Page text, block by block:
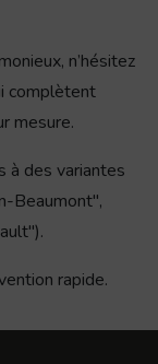
n’hésitez
complètent
mesure.
à des variantes
Beaumont",
rapide.